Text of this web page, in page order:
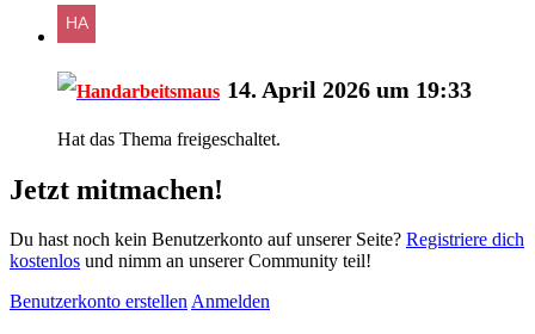
Handarbeitsmaus 14. April 2026 um 19:33
Hat das Thema freigeschaltet.
Jetzt mitmachen!
Du hast noch kein Benutzerkonto auf unserer Seite? Registriere dich
kostenlos und nimm an unserer Community teil!
Benutzerkonto erstellenAnmelden